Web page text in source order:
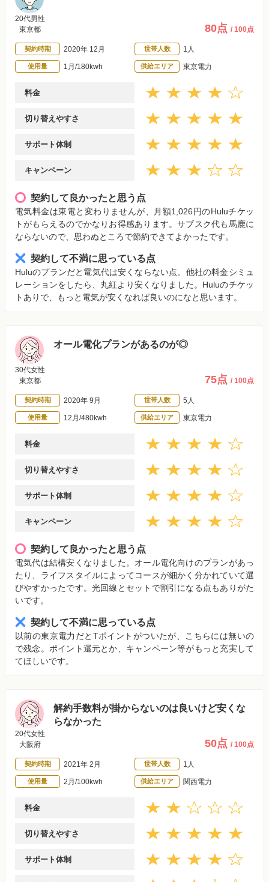
20代男性
東京都
80点 / 100点
契約時期 2020年 12月 世帯人数 1人
使用量 1月/180kwh 供給エリア 東京電力
料金
切り替えやすさ
サポート体制
キャンペーン
契約して良かったと思う点
電気料金は東電と変わりませんが、月額1,026円のHuluチケッ
トがもらえるのでかなりお得感あります。サブスク代も馬鹿に
ならないので、思わぬところで節約できてよかったです。
契約して不満に思っている点
Huluのプランだと電気代は安くならない点。他社の料金シミュ
レーションをしたら、丸紅より安くなりました。Huluのチケッ
トありで、もっと電気が安くなれば良いのになと思います。
オール電化プランがあるのが◎
30代女性
東京都
75点 / 100点
契約時期 2020年 9月 世帯人数 5人
使用量 12月/480kwh 供給エリア 東京電力
料金
切り替えやすさ
サポート体制
キャンペーン
契約して良かったと思う点
電気代は結構安くなりました。オール電化向けのプランがあっ
たり、ライフスタイルによってコースが細かく分かれていて選
びやすかったです。光回線とセットで割引になる点もありがた
いです。
契約して不満に思っている点
以前の東京電力だとTポイントがついたが、こちらには無いの
で残念。ポイント還元とか、キャンペーン等がもっと充実して
てほしいです。
解約手数料が掛からないのは良いけど安くな
らなかった
20代女性
大阪府
50点 / 100点
契約時期 2021年 2月 世帯人数 1人
使用量 2月/100kwh 供給エリア 関西電力
料金
切り替えやすさ
サポート体制